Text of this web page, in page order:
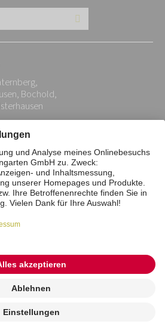
Bochold,
Stiftung
Zahlungsmittel
Vertrag widerrufen
Tierbestattung